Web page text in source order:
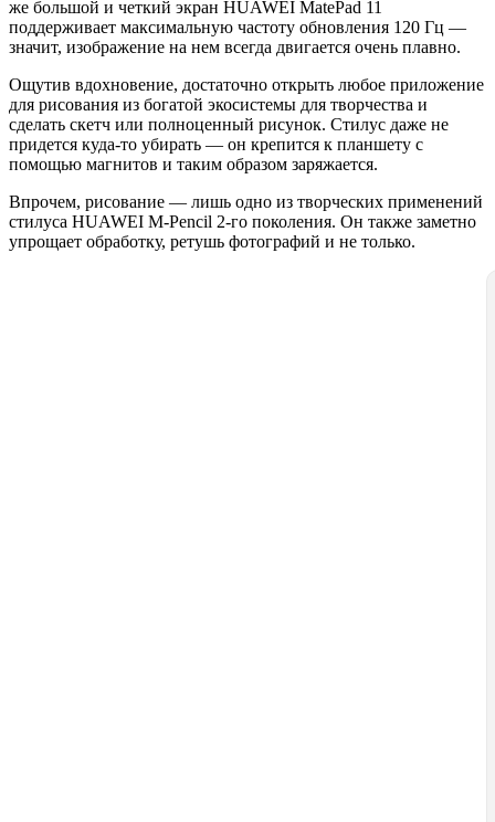
же большой и четкий экран HUAWEI MatePad 11
поддерживает максимальную частоту обновления 120 Гц —
значит, изображение на нем всегда двигается очень плавно.
Ощутив вдохновение, достаточно открыть любое приложение
для рисования из богатой экосистемы для творчества и
сделать скетч или полноценный рисунок. Стилус даже не
придется куда-то убирать — он крепится к планшету с
помощью магнитов и таким образом заряжается.
Впрочем, рисование — лишь одно из творческих применений
стилуса HUAWEI M-Pencil 2-го поколения. Он также заметно
упрощает обработку, ретушь фотографий и не только.